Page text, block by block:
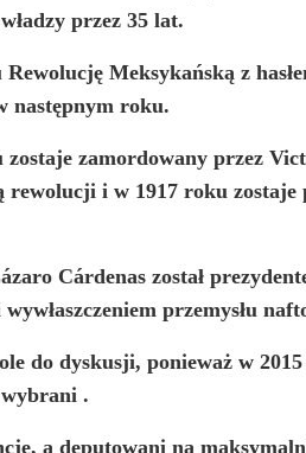
przez 35 lat.
Meksykańską z
następnym roku.
zamordowany przez
i w 1917 roku
Cárdenas został
przemysłu
do dyskusji, ponieważ w
.
a deputowani na